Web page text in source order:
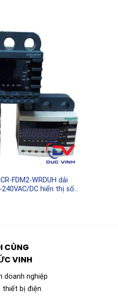
FDM2-WRDUH dải
DC hiển thị số
CÙNG
VINH
doanh nghiệp
thiết bị điện